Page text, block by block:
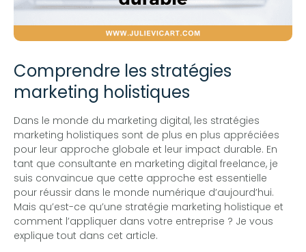
Comprendre les stratégies
marketing holistiques
Dans le monde du marketing digital, les stratégies
marketing holistiques sont de plus en plus appréciées
pour leur approche globale et leur impact durable. En
tant que consultante en marketing digital freelance, je
suis convaincue que cette approche est essentielle
pour réussir dans le monde numérique d’aujourd’hui.
Mais qu’est-ce qu’une stratégie marketing holistique et
comment l’appliquer dans votre entreprise ? Je vous
explique tout dans cet article.